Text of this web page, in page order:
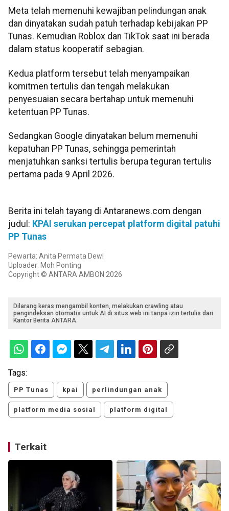
Meta telah memenuhi kewajiban pelindungan anak
dan dinyatakan sudah patuh terhadap kebijakan PP
Tunas. Kemudian Roblox dan TikTok saat ini berada
dalam status kooperatif sebagian.
Kedua platform tersebut telah menyampaikan
komitmen tertulis dan tengah melakukan
penyesuaian secara bertahap untuk memenuhi
ketentuan PP Tunas.
Sedangkan Google dinyatakan belum memenuhi
kepatuhan PP Tunas, sehingga pemerintah
menjatuhkan sanksi tertulis berupa teguran tertulis
pertama pada 9 April 2026.
Berita ini telah tayang di Antaranews.com dengan
judul: KPAI serukan percepat platform digital patuhi
PP Tunas
Pewarta: Anita Permata Dewi
Uploader: Moh Ponting
Copyright © ANTARA AMBON 2026
Dilarang keras mengambil konten, melakukan crawling atau
pengindeksan otomatis untuk AI di situs web ini tanpa izin tertulis dari
Kantor Berita ANTARA.
Tags:
PP Tunas kpai perlindungan anak
platform media sosial platform digital
Terkait